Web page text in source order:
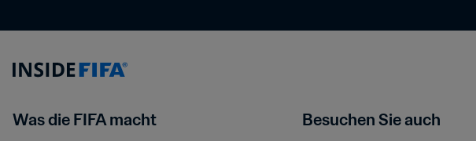
Was die FIFA macht Besuchen Sie auch